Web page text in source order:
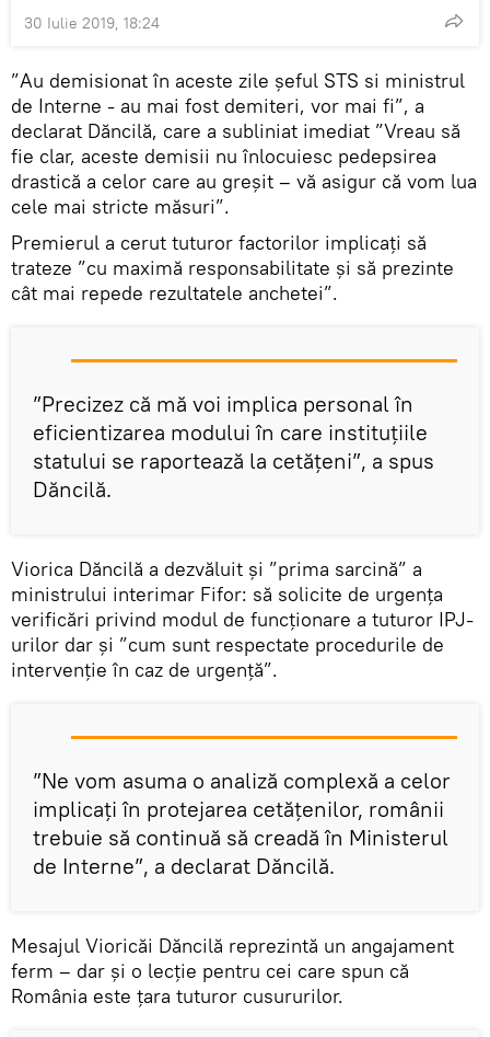
30 Iulie 2019, 18:24
”Au demisionat în aceste zile șeful STS si ministrul
de Interne - au mai fost demiteri, vor mai fi”, a
declarat Dăncilă, care a subliniat imediat ”Vreau să
fie clar, aceste demisii nu înlocuiesc pedepsirea
drastică a celor care au greșit – vă asigur că vom lua
cele mai stricte măsuri”.
Premierul a cerut tuturor factorilor implicați să
trateze ”cu maximă responsabilitate și să prezinte
cât mai repede rezultatele anchetei”.
”Precizez că mă voi implica personal în
eficientizarea modului în care instituțiile
statului se raportează la cetățeni”, a spus
Dăncilă.
Viorica Dăncilă a dezvăluit și ”prima sarcină” a
ministrului interimar Fifor: să solicite de urgența
verificări privind modul de funcționare a tuturor IPJ-
urilor dar și ”cum sunt respectate procedurile de
intervenție în caz de urgență”.
”Ne vom asuma o analiză complexă a celor
implicați în protejarea cetățenilor, românii
trebuie să continuă să creadă în Ministerul
de Interne”, a declarat Dăncilă.
Mesajul Vioricăi Dăncilă reprezintă un angajament
ferm – dar și o lecție pentru cei care spun că
România este țara tuturor cusururilor.